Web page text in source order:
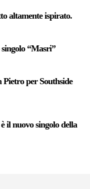
altamente ispirato.
“Masri”
Pietro per Southside
il nuovo singolo della